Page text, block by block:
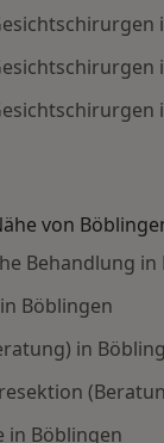
von
Behandlung in
Böblingen
in
in Böblingen